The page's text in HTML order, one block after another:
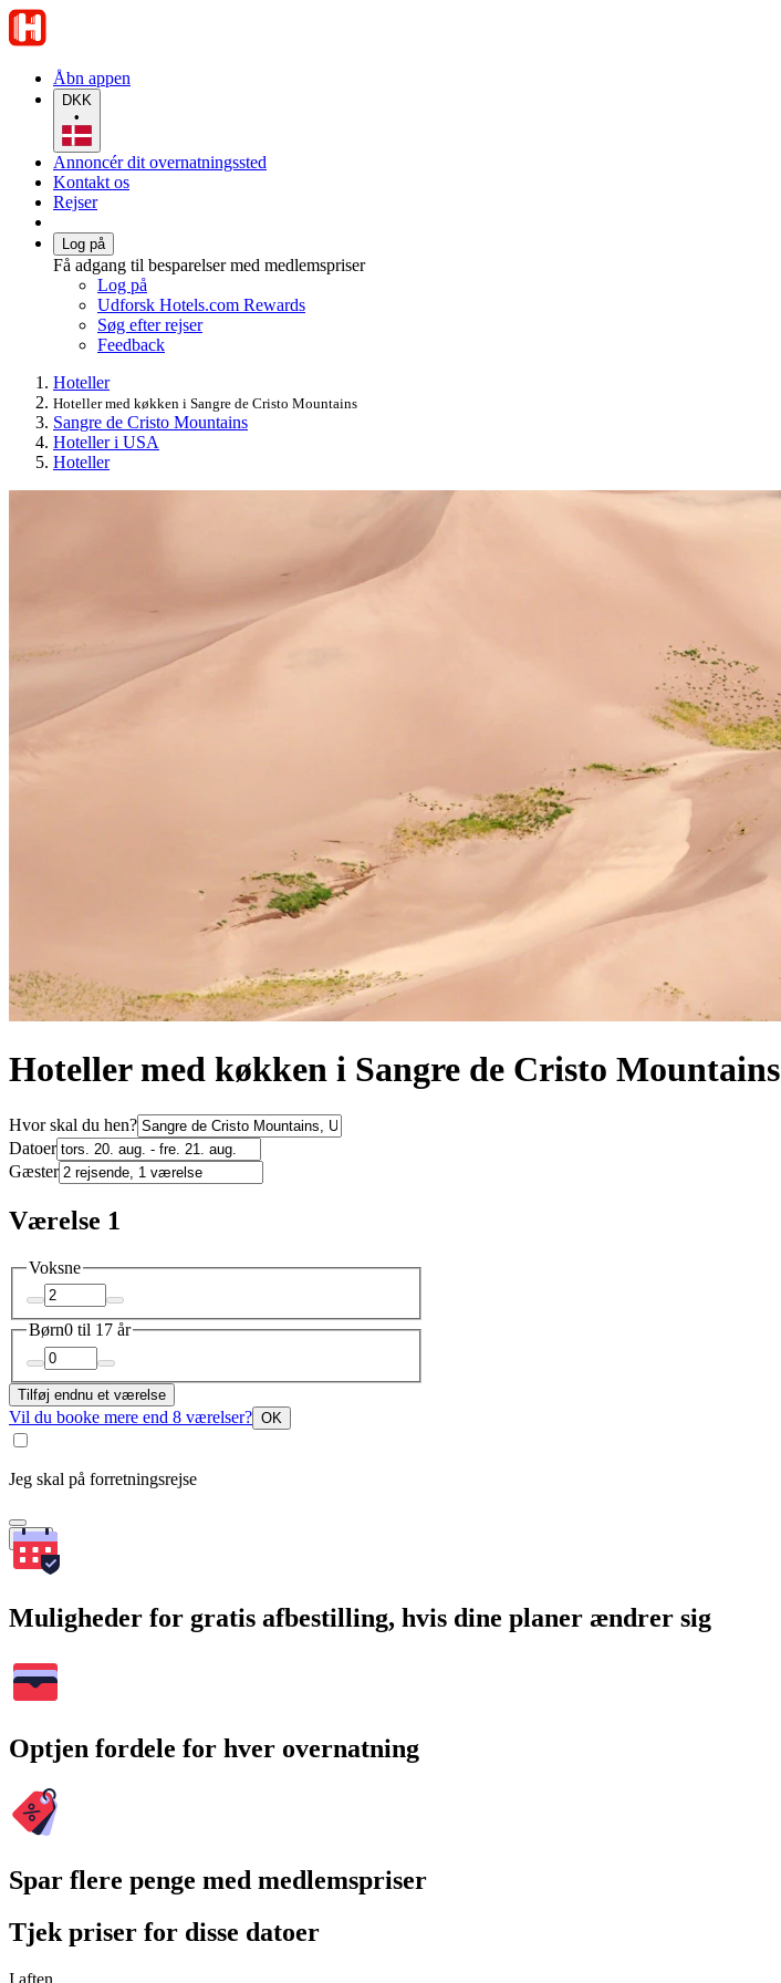
Åbn appen
DKK
•
Annoncér dit overnatningssted
Kontakt os
Rejser
Log på
Få adgang til besparelser med medlemspriser
Log på
Udforsk Hotels.com Rewards
Søg efter rejser
Feedback
Hoteller
Hoteller med køkken i Sangre de Cristo Mountains
Sangre de Cristo Mountains
Hoteller i USA
Hoteller
Hoteller med køkken i Sangre de Cristo Mountains
Hvor skal du hen?
Datoer
Gæster
Værelse 1
Voksne
Børn0 til 17 år
Tilføj endnu et værelse
Vil du booke mere end 8 værelser? OK
Jeg skal på forretningsrejse
Søg
Muligheder for gratis afbestilling, hvis dine planer ændrer sig
Optjen fordele for hver overnatning
Spar flere penge med medlemspriser
Tjek priser for disse datoer